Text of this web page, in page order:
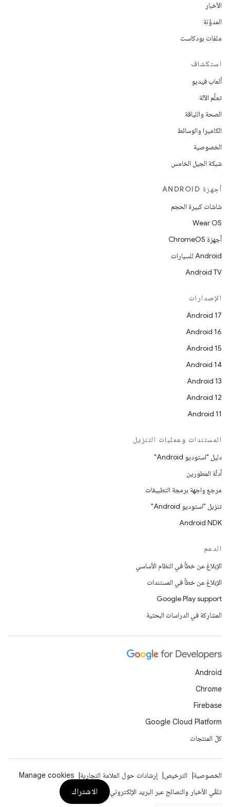
الأخبار
المدوّنة
ملفات بودكاست
استكشاف
ألعاب فيديو
تعلُم الآلة
الصحة واللياقة
الكاميرا والوسائط
الخصوصية
شبكة الجيل الخامس
أجهزة ANDROID
شاشات كبيرة الحجم
Wear OS
أجهزة ChromeOS
Android للسيارات
Android TV
الإصدارات
Android 17
Android 16
Android 15
Android 14
Android 13
Android 12
Android 11
المستندات وعمليات التنزيل
دليل "استوديو Android"
أدلّة المطورين
مرجع واجهة برمجة التطبيقات
تنزيل "استوديو Android"
Android NDK
الدعم
الإبلاغ عن خطأ في النظام الأساسي
الإبلاغ عن خطأ في المستندات
Google Play support
المشاركة في الدراسات البحثية
Android
Chrome
Firebase
Google Cloud Platform
كلّ المنتجات
الخصوصية الترخيص إرشادات حول العلامة التجارية
Manage cookies
تلقّي الأخبار والنصائح عبر البريد الإلكتروني
الاشتراك